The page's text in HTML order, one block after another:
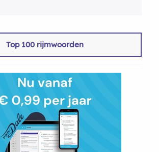
Top 100 rijmwoorden